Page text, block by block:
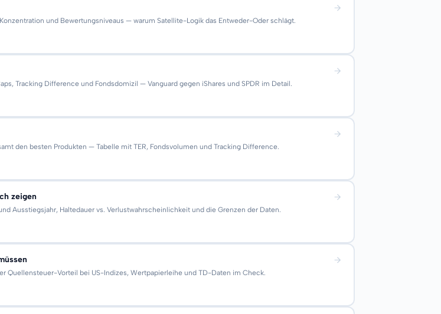
und Bewertungsniveaus — warum Satellite-Logik das Entweder-Oder schlägt.
Tracking Difference und Fondsdomizil — Vanguard gegen iShares und SPDR im Detail.
den besten Produkten — Tabelle mit TER, Fondsvolumen und Tracking Difference.
zeigen
Ausstiegsjahr, Haltedauer vs. Verlustwahrscheinlichkeit und die Grenzen der Daten.
Quellensteuer-Vorteil bei US-Indizes, Wertpapierleihe und TD-Daten im Check.